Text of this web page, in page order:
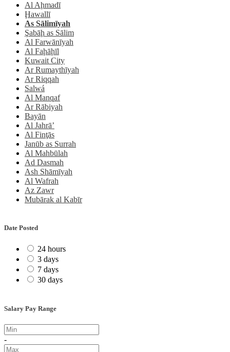
Al Aḩmadī
Ḩawallī
As Sālimīyah
Şabāḩ as Sālim
Al Farwānīyah
Al Faḩāḩīl
Kuwait City
Ar Rumaythīyah
Ar Riqqah
Salwá
Al Manqaf
Ar Rābiyah
Bayān
Al Jahrā’
Al Finţās
Janūb as Surrah
Al Mahbūlah
Ad Dasmah
Ash Shāmīyah
Al Wafrah
Az Zawr
Mubārak al Kabīr
Date Posted
24 hours
3 days
7 days
30 days
Salary Pay Range
-